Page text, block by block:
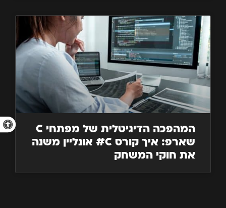
פתח
המהפכה הדיגיטלית של מפתחי C
שארפ: איך קורס C# אונליין משנה
את חוקי המשחק